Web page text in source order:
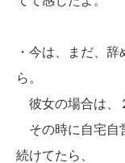
・今は、まだ、
ら。
彼女の場合は、
その時に自宅自
続けてたら、